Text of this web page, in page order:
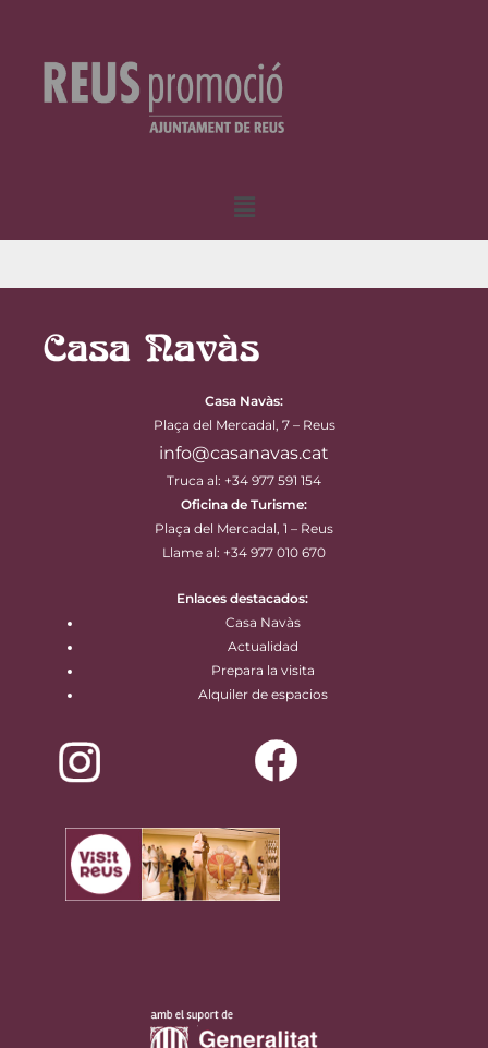
Menú
Casa Navàs:
Plaça del Mercadal, 7 – Reus
info@casanavas.cat
Truca al: +34 977 591 154
Oficina de Turisme:
Plaça del Mercadal, 1 – Reus
Llame al: +34 977 010 670
Enlaces destacados:
Casa Navàs
Actualidad
Prepara la visita
Alquiler de espacios